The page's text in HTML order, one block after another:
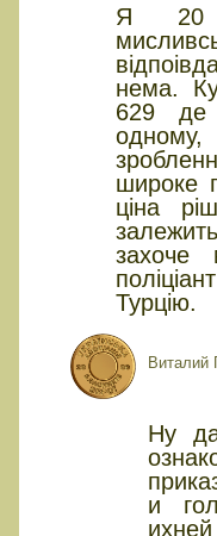
Я 20
нема.
629 де
широке
ціна
захоче
Турцію.
Виталий
Ну
и